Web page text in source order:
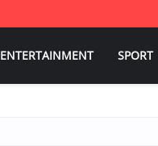
ENTERTAINMENT SPORT